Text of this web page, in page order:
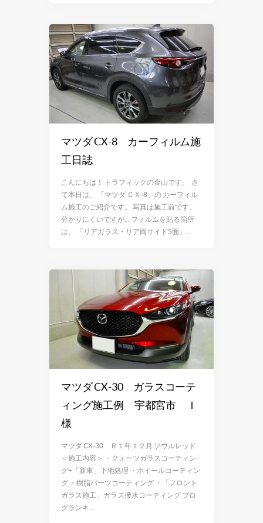
マツダ CX-8 カーフィルム施
工日誌
こんにちは！ トラフィックの金山です。 さ
て本日は、 「マツダ ＣＸ-8」の カーフィル
ム施工のご紹介です。 写真は施工前です。
分かりにくいですが… フィルムを貼る箇所
は、 「リアガラス・リア両サイド5面」…
マツダ CX-30 ガラスコーテ
ィング施工例 宇都宮市 Ｉ
様
マツダ CX-30 Ｒ１年１２月 ソウルレッド
＜施工内容＞ ・クォーツガラスコーティン
グ+「新車」下地処理 ・ホイールコーティン
グ ・樹脂パーツコーティング ・「フロント
ガラス施工」ガラス撥水コーティング ブロ
グランキ…